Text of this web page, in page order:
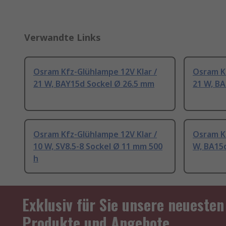
Verwandte Links
Osram Kfz-Glühlampe 12V Klar /
21 W, BAY15d Sockel Ø 26.5 mm
Osram
21 W,
Osram Kfz-Glühlampe 12V Klar /
10 W, SV8.5-8 Sockel Ø 11 mm 500
h
Osram
W,
Exklusiv für Sie unsere neuesten